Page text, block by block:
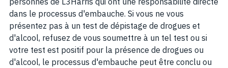
dans le processus d'embauche. Si vous ne vous
présentez pas à un test de dépistage de drogues et
d'alcool, refusez de vous soumettre à un tel test ou si
votre test est positif pour la présence de drogues ou
d'alcool, le processus d'embauche peut être conclu ou